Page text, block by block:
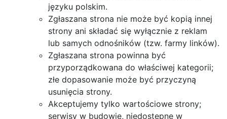
języku polskim.
Zgłaszana strona nie może być kopią innej
strony ani składać się wyłącznie z reklam
lub samych odnośników (tzw. farmy linków).
Zgłaszana strona powinna być
przyporządkowana do właściwej kategorii;
złe dopasowanie może być przyczyną
usunięcia strony.
Akceptujemy tylko wartościowe strony;
serwisy w budowie, niedostępne w